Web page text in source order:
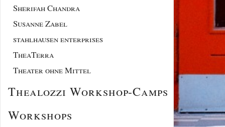
Sherifah Chandra
Susanne Zabel
stahlhausen enterprises
TheaTerra
Theater ohne Mittel
Thealozzi Workshop-Camps
Workshops